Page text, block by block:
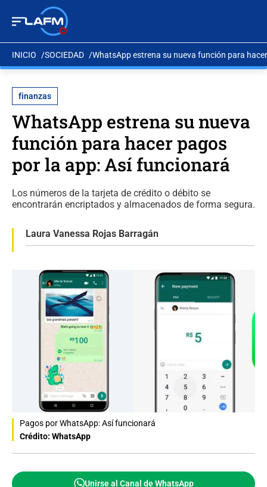
INICIO SOCIEDAD WhatsApp estrena su nueva función para
finanzas
WhatsApp estrena su nueva
función para hacer pagos
por la app: Así funcionará
Los números de la tarjeta de crédito o débito se
encontrarán encriptados y almacenados de forma segura.
Laura Vanessa Rojas Barragán
Pagos por WhatsApp: Así funcionará
Crédito: WhatsApp
Unirse al Canal de WhatsApp